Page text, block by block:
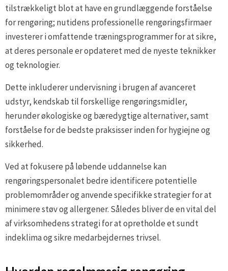
tilstrækkeligt blot at have en grundlæggende forståelse
for rengøring; nutidens professionelle rengøringsfirmaer
investerer i omfattende træningsprogrammer for at sikre,
at deres personale er opdateret med de nyeste teknikker
og teknologier.
Dette inkluderer undervisning i brugen af avanceret
udstyr, kendskab til forskellige rengøringsmidler,
herunder økologiske og bæredygtige alternativer, samt
forståelse for de bedste praksisser inden for hygiejne og
sikkerhed.
Ved at fokusere på løbende uddannelse kan
rengøringspersonalet bedre identificere potentielle
problemområder og anvende specifikke strategier for at
minimere støv og allergener. Således bliver de en vital del
af virksomhedens strategi for at opretholde et sundt
indeklima og sikre medarbejdernes trivsel.